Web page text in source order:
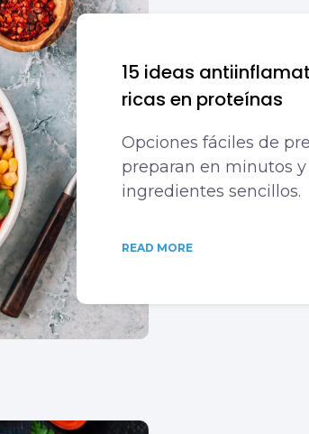
15 ideas
ricas en proteínas
Opciones fáciles de
preparan en minutos
ingredientes sencillos.
READ MORE